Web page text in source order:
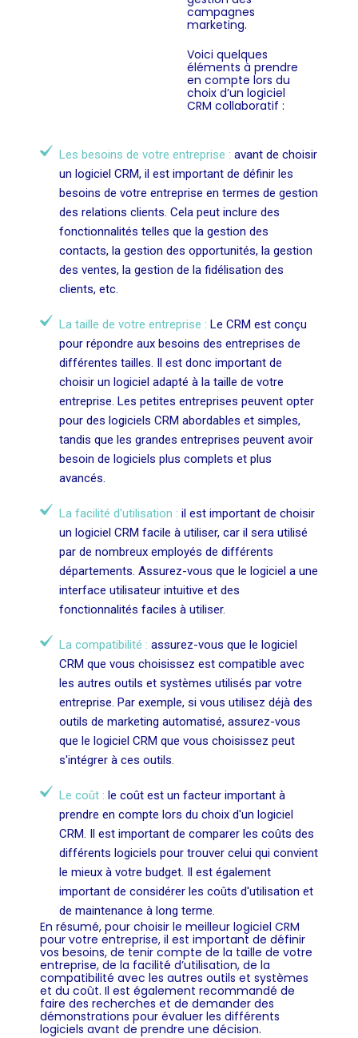
campagnes
marketing.
Voici quelques
éléments à prendre
en compte lors du
choix d’un logiciel
CRM collaboratif :
Les besoins de votre entreprise : avant de choisir
un logiciel CRM, il est important de définir les
besoins de votre entreprise en termes de gestion
des relations clients. Cela peut inclure des
fonctionnalités telles que la gestion des
contacts, la gestion des opportunités, la gestion
des ventes, la gestion de la fidélisation des
clients, etc.
La taille de votre entreprise : Le CRM est conçu
pour répondre aux besoins des entreprises de
différentes tailles. Il est donc important de
choisir un logiciel adapté à la taille de votre
entreprise. Les petites entreprises peuvent opter
pour des logiciels CRM abordables et simples,
tandis que les grandes entreprises peuvent avoir
besoin de logiciels plus complets et plus
avancés.
La facilité d'utilisation : il est important de choisir
un logiciel CRM facile à utiliser, car il sera utilisé
par de nombreux employés de différents
départements. Assurez-vous que le logiciel a une
interface utilisateur intuitive et des
fonctionnalités faciles à utiliser.
La compatibilité : assurez-vous que le logiciel
CRM que vous choisissez est compatible avec
les autres outils et systèmes utilisés par votre
entreprise. Par exemple, si vous utilisez déjà des
outils de marketing automatisé, assurez-vous
que le logiciel CRM que vous choisissez peut
s'intégrer à ces outils.
Le coût : le coût est un facteur important à
prendre en compte lors du choix d'un logiciel
CRM. Il est important de comparer les coûts des
différents logiciels pour trouver celui qui convient
le mieux à votre budget. Il est également
important de considérer les coûts d'utilisation et
de maintenance à long terme.
En résumé, pour choisir le meilleur logiciel CRM
pour votre entreprise, il est important de définir
vos besoins, de tenir compte de la taille de votre
entreprise, de la facilité d’utilisation, de la
compatibilité avec les autres outils et systèmes
et du coût. Il est également recommandé de
faire des recherches et de demander des
démonstrations pour évaluer les différents
logiciels avant de prendre une décision.